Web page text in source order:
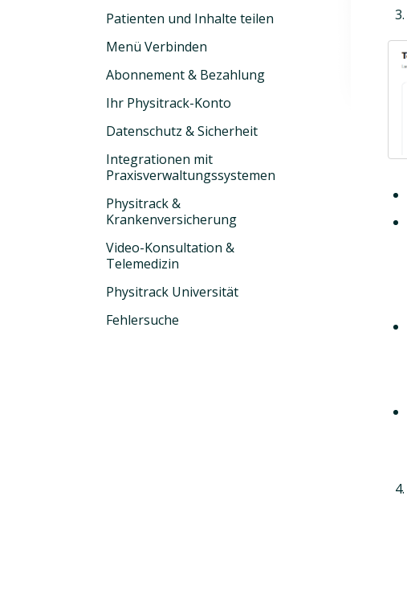
Patienten und Inhalte teilen
Menü Verbinden
Abonnement & Bezahlung
Ihr Physitrack-Konto
Datenschutz & Sicherheit
Integrationen mit
Praxisverwaltungssystemen
Physitrack &
Krankenversicherung
Video-Konsultation &
Telemedizin
Physitrack Universität
Fehlersuche